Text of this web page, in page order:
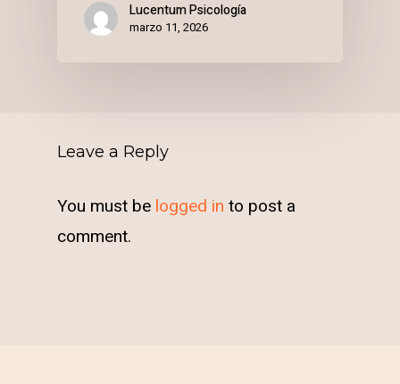
Lucentum Psicología
marzo 11, 2026
Leave a Reply
You must be logged in to post a
comment.